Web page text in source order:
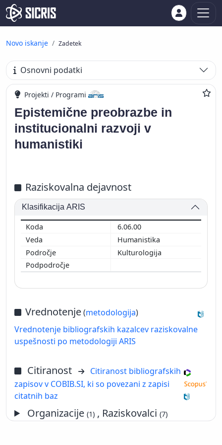
Novo iskanje Zadetek
Osnovni podatki
Projekti / Programi
Epistemične preobrazbe in
institucionalni razvoji v
humanistiki
Raziskovalna dejavnost
Klasifikacija ARIS
6.06.00
Humanistika
Kulturologija
Vrednotenje(metodologija)
Vrednotenje bibliografskih kazalcev raziskovalne
uspešnosti po metodologiji ARIS
Citiranost
Citiranost bibliografskih
zapisov v COBIB.SI, ki so povezani z zapisi
citatnih baz
Organizacije(1) , Raziskovalci(7)